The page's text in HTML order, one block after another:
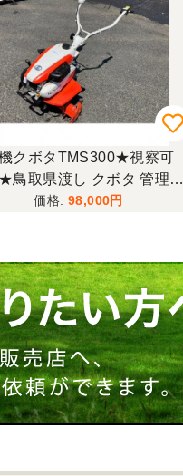
クボタTMS300★視察可
鳥取県渡し クボタ 管理機
ガソリン 耕運機 農用ト
98,000